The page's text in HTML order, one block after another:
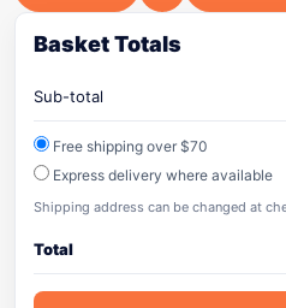
Basket Totals
Sub-total
Free shipping over $70
Express delivery where available
Shipping address can be changed at
Total